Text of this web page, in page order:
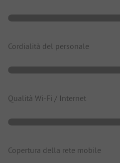
Cordialità del personale
Qualità Wi-Fi / Internet
Copertura della rete mobile